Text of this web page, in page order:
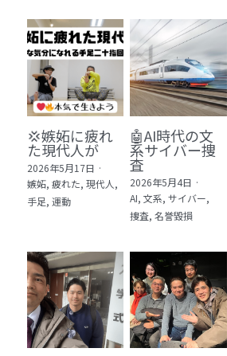
💢嫉妬に疲れ
た現代人が
2026年5月17日 ·
嫉妬, 疲れた, 現代人,
手足, 運動
🤖AI時代の文
系サイバー捜
査
2026年5月4日 ·
AI, 文系, サイバー,
捜査, 名誉毀損